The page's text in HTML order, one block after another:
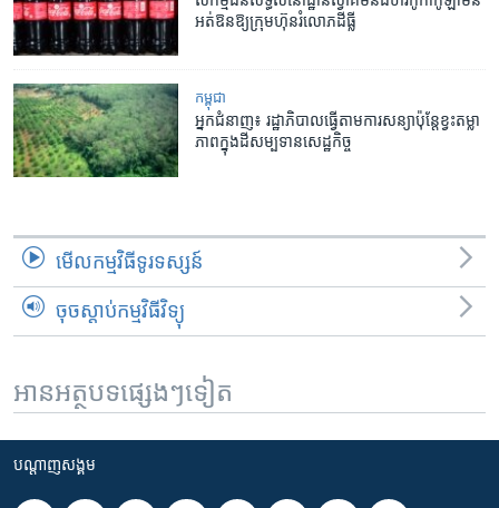
អត់​ឱន​ឱ្យ​ក្រុមហ៊ុន​រំលោភ​ដីធ្លី
កម្ពុជា
អ្នក​ជំនាញ៖ ​រដ្ឋាភិបាល​ធ្វើ​តាម​ការសន្យា​ប៉ុន្តែ​ខ្វះ​តម្លា
ភាព​ក្នុង​ដី​សម្បទាន​សេដ្ឋកិច្ច
មើល​កម្មវិធី​ទូរទស្សន៍
ចុចស្តាប់កម្មវិធីវិទ្យុ
អានអត្ថបទផ្សេងៗទៀត
បណ្តាញ​សង្គម